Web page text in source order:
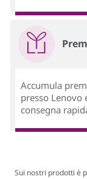
Accumula
presso Lenovo
consegna
Sui nostri prodotti è